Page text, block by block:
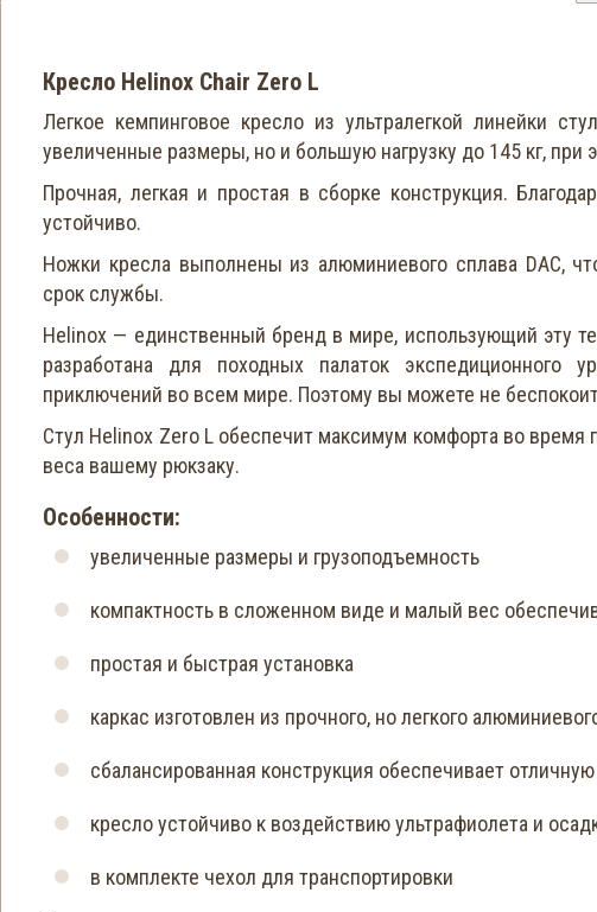
Кресло Helinox Chair Zero L
Легкое кемпинговое кресло из ультралегкой линейки
увеличенные размеры, но и большую нагрузку до 145 кг, при
Прочная, легкая и простая в сборке конструкция.
устойчиво.
Ножки кресла выполнены из алюминиевого сплава DAC,
срок службы.
Helinox — единственный бренд в мире, использующий эту
разработана для походных палаток
приключений во всем мире. Поэтому вы можете не
Стул Helinox Zero L обеспечит максимум комфорта во время
веса вашему рюкзаку.
Особенности:
увеличенные размеры и грузоподъемность
компактность в сложенном виде и малый вес
простая и быстрая установка
каркас изготовлен из прочного, но легкого
сбалансированная конструкция обеспечивает
кресло устойчиво к воздействию ультрафиолета и
в комплекте чехол для транспортировки